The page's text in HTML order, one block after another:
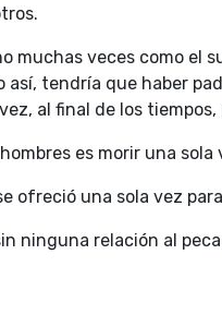
muchas veces como
así, tendría que haber
al final de los
es morir una
ofreció una sola vez
ninguna relación al